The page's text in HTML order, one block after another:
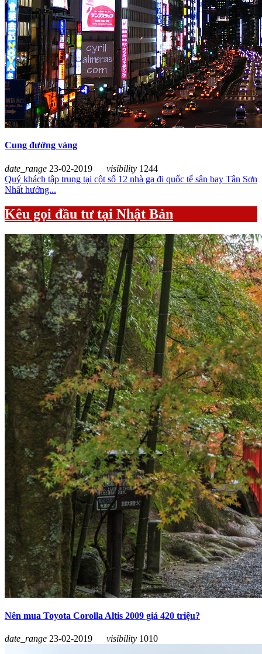
Cung đường vàng
date_range 23-02-2019 visibility 1244
Quý khách tập trung tại cột số 12 nhà ga đi quốc tế sân bay Tân Sơn
Nhất hướng...
Kêu gọi đầu tư tại Nhật Bản
Nên mua Toyota Corolla Altis 2009 giá 420 triệu?
date_range 23-02-2019 visibility 1010